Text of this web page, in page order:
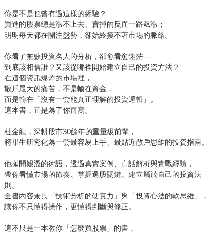
你是不是也曾有過這樣的經驗？
買進的股票總是漲不上去、賣掉的反而一路飆漲；
明明每天都在關注盤勢，卻始終摸不著市場的脈絡。
你看了無數投資名人的分析，卻愈看愈迷茫──
到底該相信誰？又該從哪裡開始建立自己的投資方法？
在這個資訊爆炸的市場裡，
散戶最大的痛苦，不是輸在資金，
而是輸在「沒有一套能真正理解的投資邏輯」。
這本書，正是為了你而寫。
杜金龍，深耕股市30餘年的重量級前輩，
將畢生研究化為一套最容易上手、最貼近散戶思維的投資指南。
他拋開艱澀的術語，透過真實案例、白話解析與實戰經驗，
帶你看懂市場的節奏、掌握選股關鍵、建立屬於自己的投資法
則。
全書內容兼具「技術分析的硬實力」與「投資心法的軟思維」，
讓你不只懂得操作，更懂得判斷與修正。
這不只是一本教你「怎麼買股票」的書，